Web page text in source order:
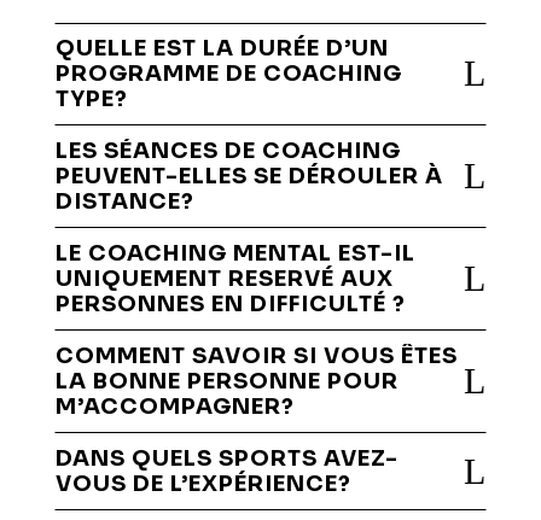
QUELLE EST LA DURÉE D’UN
PROGRAMME DE COACHING
TYPE?
L
LES SÉANCES DE COACHING
PEUVENT-ELLES SE DÉROULER À
DISTANCE?
L
LE COACHING MENTAL EST-IL
UNIQUEMENT RESERVÉ AUX
PERSONNES EN DIFFICULTÉ ?
L
COMMENT SAVOIR SI VOUS ÊTES
LA BONNE PERSONNE POUR
M’ACCOMPAGNER?
L
DANS QUELS SPORTS AVEZ-
VOUS DE L’EXPÉRIENCE?
L